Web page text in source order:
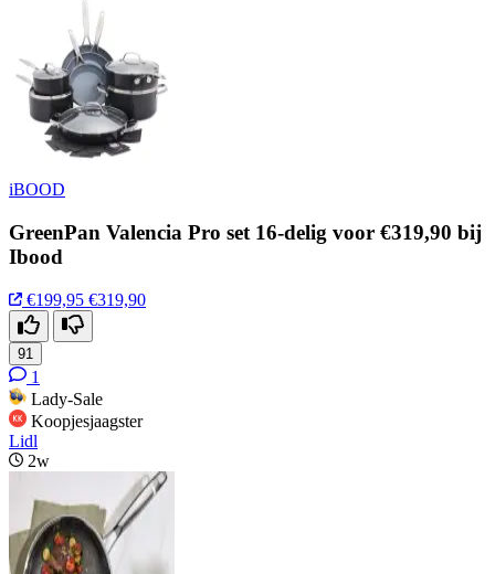
iBOOD
GreenPan Valencia Pro set 16-delig voor €319,90 bij
Ibood
€199,95 €319,90
91
1
Lady-Sale
Koopjesjaagster
Lidl
2w